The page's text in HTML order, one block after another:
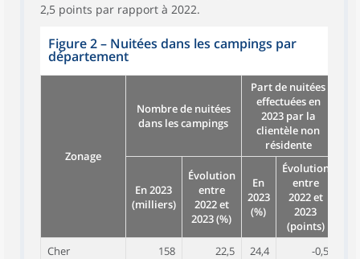
2,5 points par rapport à 2022.
Figure 2– Nuitées dans les campings par
département
Zonage
Nombre de nuitées
dans les campings
Part de nuitées
effectuées en
2023 par la
clientèle non
résidente
En 2023
(milliers)
Évolution
entre
2022 et
2023 (%)
En
2023
(%)
Évolution
entre
2022 et
2023
(points)
Cher
158 22,5 24,4
-0,5